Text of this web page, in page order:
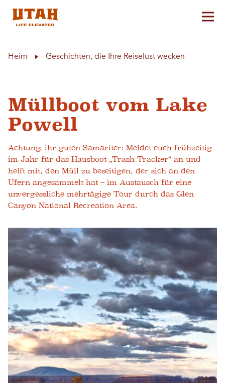
Heim Geschichten, die Ihre Reiselust wecken
Müllboot vom Lake
Powell
Achtung, ihr guten Samariter: Meldet euch frühzeitig
im Jahr für das Hausboot „Trash Tracker“ an und
helft mit, den Müll zu beseitigen, der sich an den
Ufern angesammelt hat – im Austausch für eine
unvergessliche mehrtägige Tour durch das Glen
Canyon National Recreation Area.